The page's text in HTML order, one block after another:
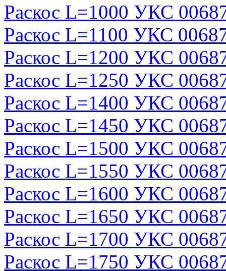
Раскос L=1000 УКС
Раскос L=1100 УКС
Раскос L=1200 УКС
Раскос L=1250 УКС
Раскос L=1400 УКС
Раскос L=1450 УКС
Раскос L=1500 УКС
Раскос L=1550 УКС
Раскос L=1600 УКС
Раскос L=1650 УКС
Раскос L=1700 УКС
Раскос L=1750 УКС